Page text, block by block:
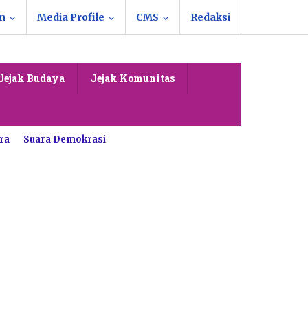
Media Profile CMS Redaksi
Budaya Jejak Komunitas
Suara Demokrasi